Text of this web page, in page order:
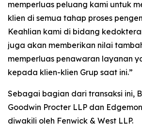
memperluas peluang kami untuk
klien di semua tahap proses
Keahlian kami di bidang
juga akan memberikan nilai
memperluas penawaran layanan
kepada klien-klien Grup saat ini.”
Sebagai bagian dari transaksi ini,
Goodwin Procter LLP dan
diwakili oleh Fenwick & West LLP.